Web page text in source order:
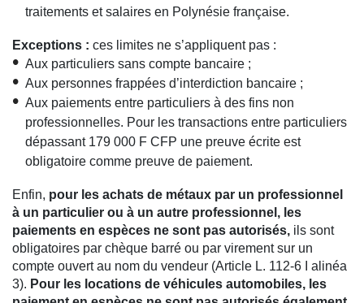
traitements et salaires en Polynésie française.
Exceptions : ces limites ne s’appliquent pas :
Aux particuliers sans compte bancaire ;
Aux personnes frappées d’interdiction bancaire ;
Aux paiements entre particuliers à des fins non
professionnelles. Pour les transactions entre particuliers
dépassant 179 000 F CFP une preuve écrite est
obligatoire comme preuve de paiement.
Enfin, pour les achats de métaux par un professionnel
à un particulier ou à un autre professionnel, les
paiements en espèces ne sont pas autorisés, ils sont
obligatoires par chèque barré ou par virement sur un
compte ouvert au nom du vendeur (Article L. 112-6 I alinéa
3). Pour les locations de véhicules automobiles, les